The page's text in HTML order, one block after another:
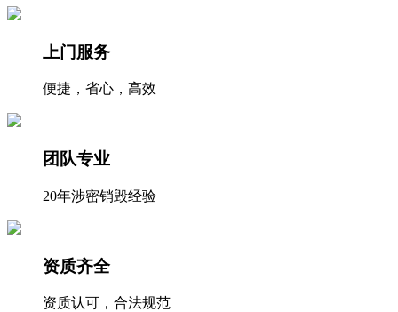
上门服务
便捷，省心，高效
团队专业
20年涉密销毁经验
资质齐全
资质认可，合法规范